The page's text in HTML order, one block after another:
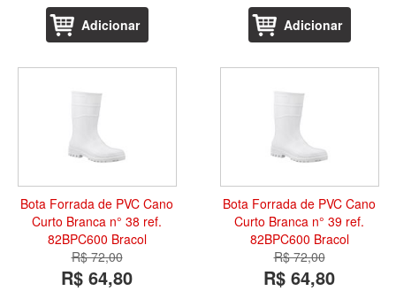
Adicionar Adicionar
Bota Forrada de PVC Cano
Curto Branca n° 38 ref.
82BPC600 Bracol
R$ 72,00
R$ 64,80
Bota Forrada de PVC Cano
Curto Branca n° 39 ref.
82BPC600 Bracol
R$ 72,00
R$ 64,80